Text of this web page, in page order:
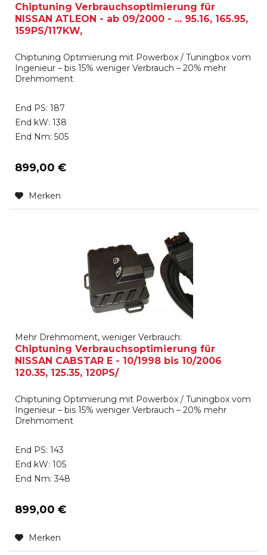
Chiptuning Verbrauchsoptimierung für
NISSAN ATLEON - ab 09/2000 - ... 95.16, 165.95,
159PS/117KW,
Chiptuning Optimierung mit Powerbox / Tuningbox vom
Ingenieur – bis 15% weniger Verbrauch – 20% mehr
Drehmoment
End PS: 187
End kW: 138
End Nm: 505
899,00 €
Merken
Mehr Drehmoment, weniger Verbrauch:
Chiptuning Verbrauchsoptimierung für
NISSAN CABSTAR E - 10/1998 bis 10/2006
120.35, 125.35, 120PS/
Chiptuning Optimierung mit Powerbox / Tuningbox vom
Ingenieur – bis 15% weniger Verbrauch – 20% mehr
Drehmoment
End PS: 143
End kW: 105
End Nm: 348
899,00 €
Merken